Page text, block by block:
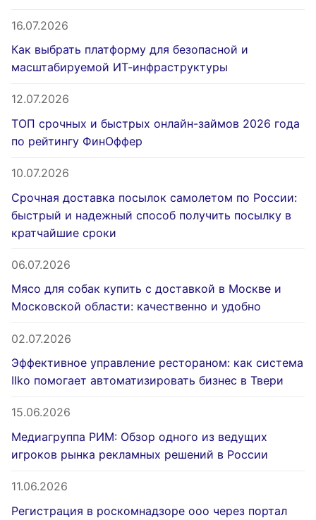
16.07.2026
Как выбрать платформу для безопасной и
масштабируемой ИТ-инфраструктуры
12.07.2026
ТОП срочных и быстрых онлайн-займов 2026 года
по рейтингу ФинОффер
10.07.2026
Срочная доставка посылок самолетом по России:
быстрый и надежный способ получить посылку в
кратчайшие сроки
06.07.2026
Мясо для собак купить с доставкой в Москве и
Московской области: качественно и удобно
02.07.2026
Эффективное управление рестораном: как система
IIko помогает автоматизировать бизнес в Твери
15.06.2026
Медиагруппа РИМ: Обзор одного из ведущих
игроков рынка рекламных решений в России
11.06.2026
Регистрация в роскомнадзоре ооо через портал